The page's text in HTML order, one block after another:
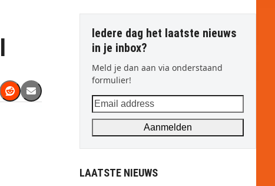
Iedere dag het laatste nieuws
in je inbox?
Meld je dan aan via onderstaand
formulier!
Email
address
Aanmelden
LAATSTE NIEUWS